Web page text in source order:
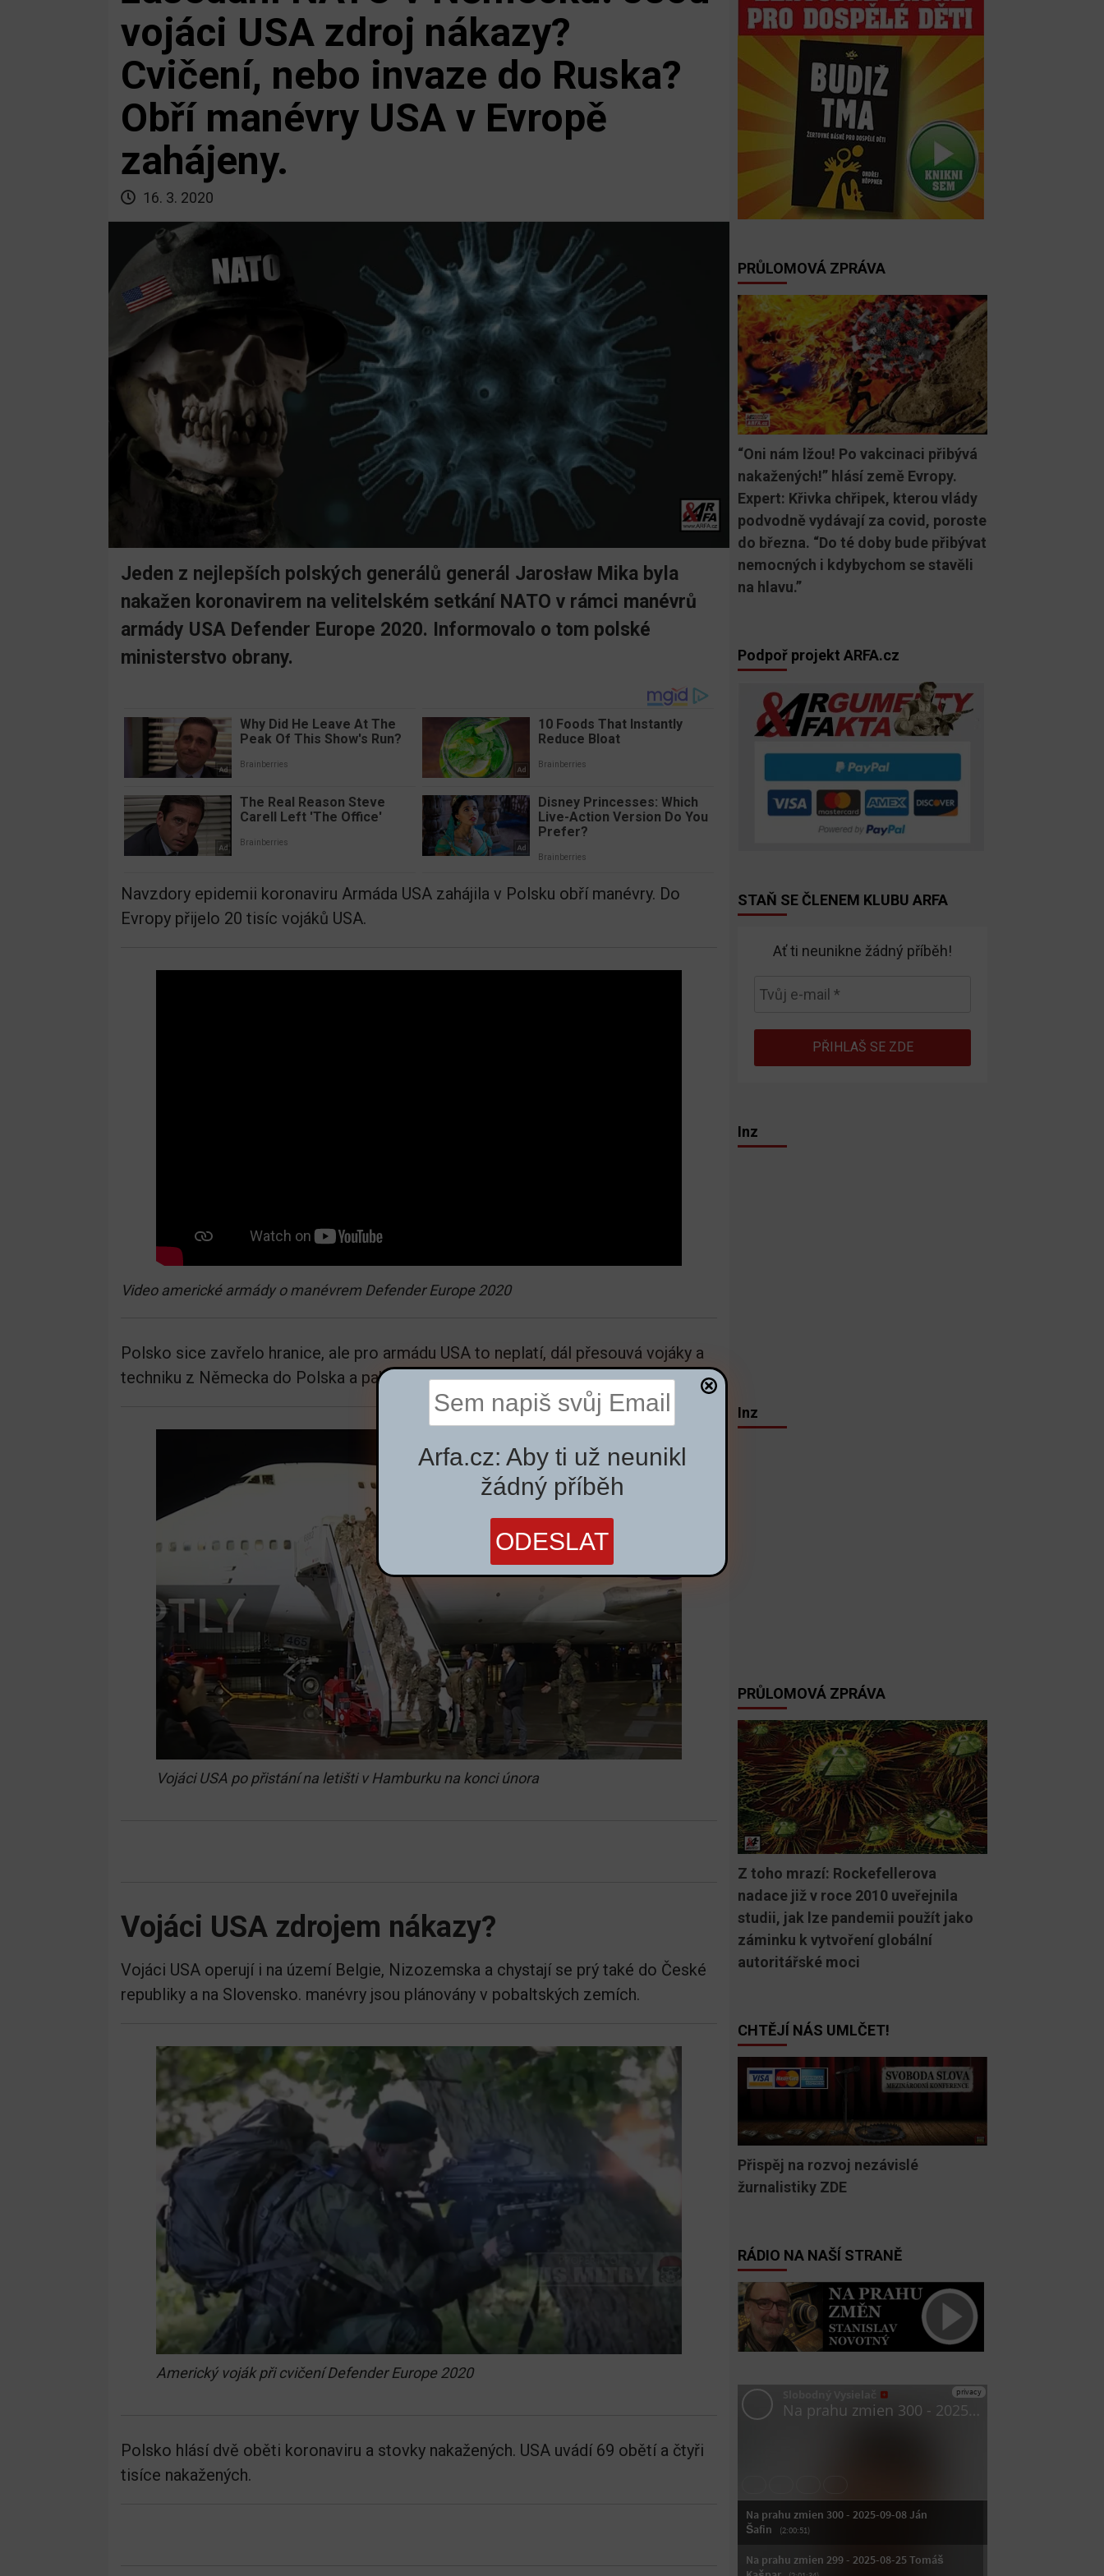
vojáci USA zdroj nákazy?
Cvičení, nebo invaze do Ruska?
Obří manévry USA v Evropě
zahájeny.
16. 3. 2020
Jeden z nejlepších polských generálů generál Jarosław Mika byla
nakažen koronavirem na velitelském setkání NATO v rámci manévrů
armády USA Defender Europe 2020. Informovalo o tom polské
ministerstvo obrany.
Navzdory epidemii koronaviru Armáda USA zahájila v Polsku obří manévry. Do
Evropy přijelo 20 tisíc vojáků USA.
Video americké armády o manévrem Defender Europe 2020
Polsko sice zavřelo hranice, ale pro armádu USA to neplatí, dál přesouvá vojáky a
techniku z Německa do Polska a pak k hranicím s Ruskem.
Vojáci USA po přistání na letišti v Hamburku na konci února
Vojáci USA zdrojem nákazy?
Vojáci USA operují i na území Belgie, Nizozemska a chystají se prý také do České
republiky a na Slovensko. manévry jsou plánovány v pobaltských zemích.
Americký voják při cvičení Defender Europe 2020
Polsko hlásí dvě oběti koronaviru a stovky nakažených. USA uvádí 69 obětí a čtyři
tisíce nakažených.
Arfa.cz: Aby ti už neunikl
žádný příběh
PRŮLOMOVÁ ZPRÁVA
“Oni nám lžou! Po vakcinaci přibývá
nakažených!” hlásí země Evropy.
Expert: Křivka chřipek, kterou vlády
podvodně vydávají za covid, poroste
do března. “Do té doby bude přibývat
nemocných i kdybychom se stavěli
na hlavu.”
Podpoř projekt ARFA.cz
STAŇ SE ČLENEM KLUBU ARFA
Ať ti neunikne žádný příběh!
Inz
Inz
PRŮLOMOVÁ ZPRÁVA
Z toho mrazí: Rockefellerova
nadace již v roce 2010 uveřejnila
studii, jak lze pandemii použít jako
záminku k vytvoření globální
autoritářské moci
CHTĚJÍ NÁS UMLČET!
Přispěj na rozvoj nezávislé
žurnalistiky ZDE
RÁDIO NA NAŠÍ STRANĚ